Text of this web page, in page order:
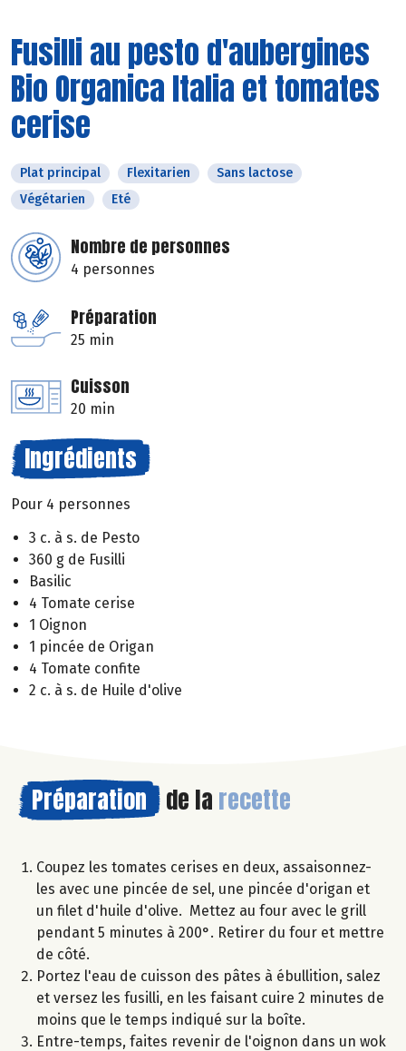
Fusilli au pesto d'aubergines
Bio Organica Italia et tomates
cerise
Plat principal Flexitarien
Sans lactose
Végétarien
Eté
Nombre de personnes
4 personnes
Préparation
25 min
Cuisson
20 min
Ingrédients
Pour 4 personnes
3 c. à s. de Pesto
360 g de Fusilli
Basilic
4 Tomate cerise
1 Oignon
1 pincée de Origan
4 Tomate confite
2 c. à s. de Huile d'olive
Préparation de la recette
Coupez les tomates cerises en deux, assaisonnez-
les avec une pincée de sel, une pincée d'origan et
un filet d'huile d'olive. Mettez au four avec le grill
pendant 5 minutes à 200°. Retirer du four et mettre
de côté.
Portez l'eau de cuisson des pâtes à ébullition, salez
et versez les fusilli, en les faisant cuire 2 minutes de
moins que le temps indiqué sur la boîte.
Entre-temps, faites revenir de l'oignon dans un wok